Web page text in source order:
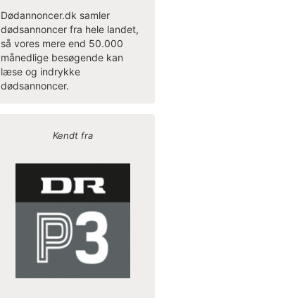
Dødannoncer.dk samler
dødsannoncer fra hele landet,
så vores mere end 50.000
månedlige besøgende kan
læse og indrykke
dødsannoncer.
Kendt fra